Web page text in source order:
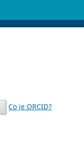
Co je ORCID?